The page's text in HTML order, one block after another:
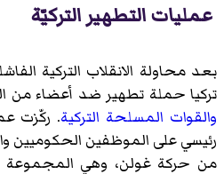
عمليات التطهير التركيّة
تركيا حملة تطهير ضد أعضاء من
والقوات المسلحة التركية. ركّزت
رئيسي على الموظفين الحكوميين
من حركة غولن، وهي المجموعة